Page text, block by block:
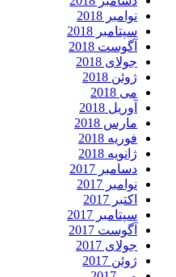
نوامبر 2018
سپتامبر 2018
آگوست 2018
جولای 2018
ژوئن 2018
می 2018
آوریل 2018
مارس 2018
فوریه 2018
ژانویه 2018
دسامبر 2017
نوامبر 2017
اکتبر 2017
سپتامبر 2017
آگوست 2017
جولای 2017
ژوئن 2017